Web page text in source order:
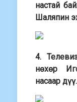
настай
Шаляпин
4.
нөхөр
насаар дүү.